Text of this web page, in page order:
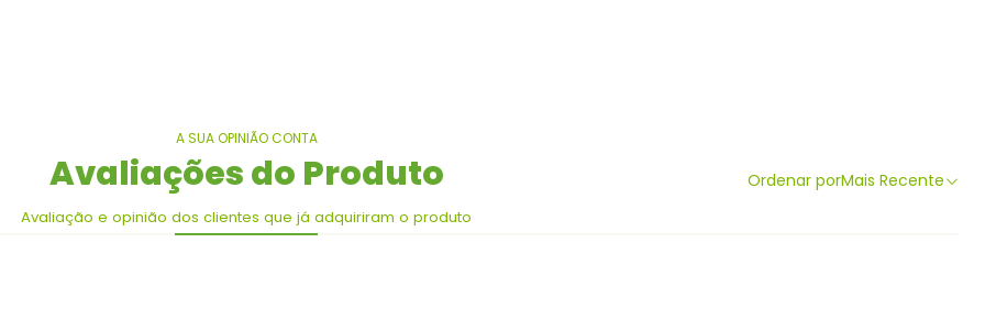
A SUA OPINIÃO CONTA
Avaliações do Produto
Avaliação e opinião dos clientes que já adquiriram o produto
Ordenar porMais Recente